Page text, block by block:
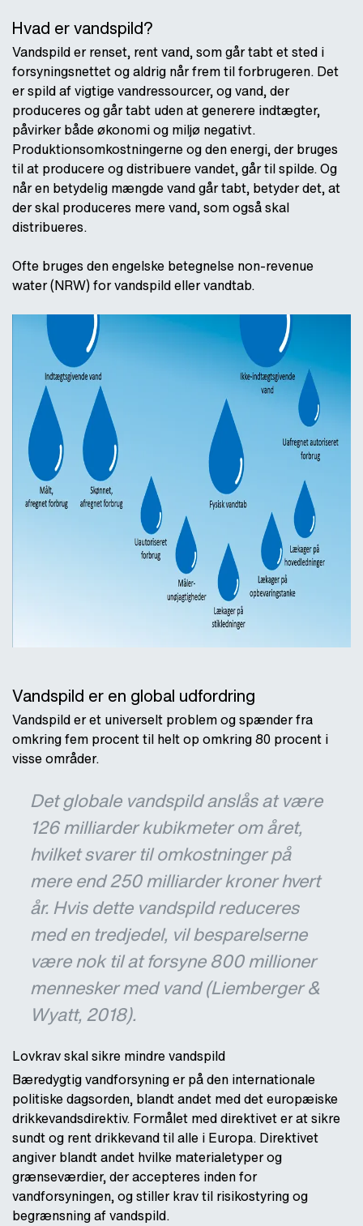
Hvad er vandspild?
Vandspild er renset, rent vand, som går tabt et sted i
forsyningsnettet og aldrig når frem til forbrugeren. Det
er spild af vigtige vandressourcer, og vand, der
produceres og går tabt uden at generere indtægter,
påvirker både økonomi og miljø negativt.
Produktionsomkostningerne og den energi, der bruges
til at producere og distribuere vandet, går til spilde. Og
når en betydelig mængde vand går tabt, betyder det, at
der skal produceres mere vand, som også skal
distribueres.
Ofte bruges den engelske betegnelse non-revenue
water (NRW) for vandspild eller vandtab.
Vandspild er en global udfordring
Vandspild er et universelt problem og spænder fra
omkring fem procent til helt op omkring 80 procent i
visse områder.
Det globale vandspild anslås at være
126 milliarder kubikmeter om året,
hvilket svarer til omkostninger på
mere end 250 milliarder kroner hvert
år. Hvis dette vandspild reduceres
med en tredjedel, vil besparelserne
være nok til at forsyne 800 millioner
mennesker med vand (Liemberger &
Wyatt, 2018).
Lovkrav skal sikre mindre vandspild
Bæredygtig vandforsyning er på den internationale
politiske dagsorden, blandt andet med det europæiske
drikkevandsdirektiv. Formålet med direktivet er at sikre
sundt og rent drikkevand til alle i Europa. Direktivet
angiver blandt andet hvilke materialetyper og
grænseværdier, der accepteres inden for
vandforsyningen, og stiller krav til risikostyring og
begrænsning af vandspild.